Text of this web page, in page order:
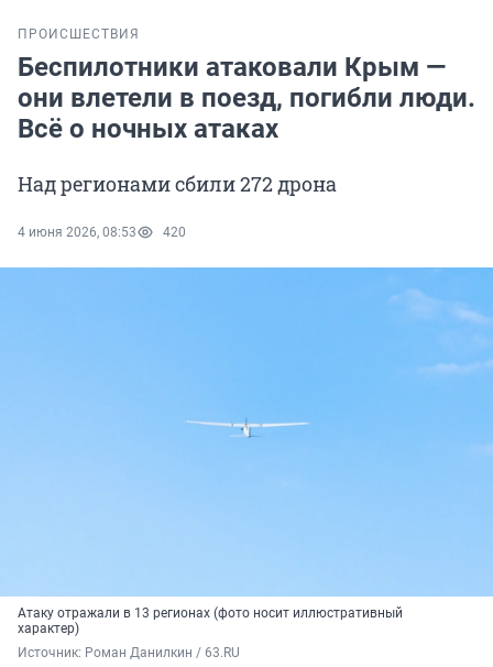
ПРОИСШЕСТВИЯ
Беспилотники атаковали Крым —
они влетели в поезд, погибли люди.
Всё о ночных атаках
Над регионами сбили 272 дрона
4 июня 2026, 08:53 420
Атаку отражали в 13 регионах (фото носит иллюстративный
характер)
Источник: Роман Данилкин / 63.RU